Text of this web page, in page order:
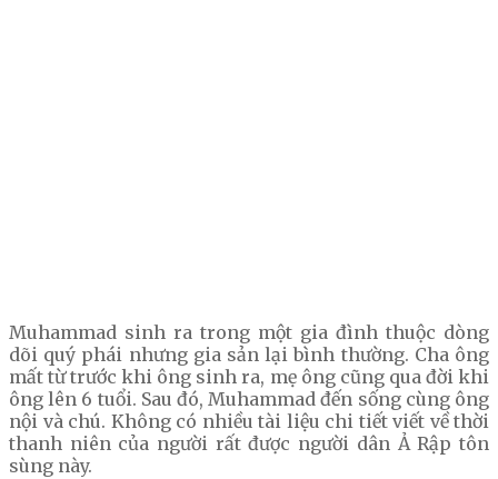
Muhammad sinh ra trong một gia đình thuộc dòng
dõi quý phái nhưng gia sản lại bình thường. Cha ông
mất từ trước khi ông sinh ra, mẹ ông cũng qua đời khi
ông lên 6 tuổi. Sau đó, Muhammad đến sống cùng ông
nội và chú. Không có nhiều tài liệu chi tiết viết về thời
thanh niên của người rất được người dân Ả Rập tôn
sùng này.